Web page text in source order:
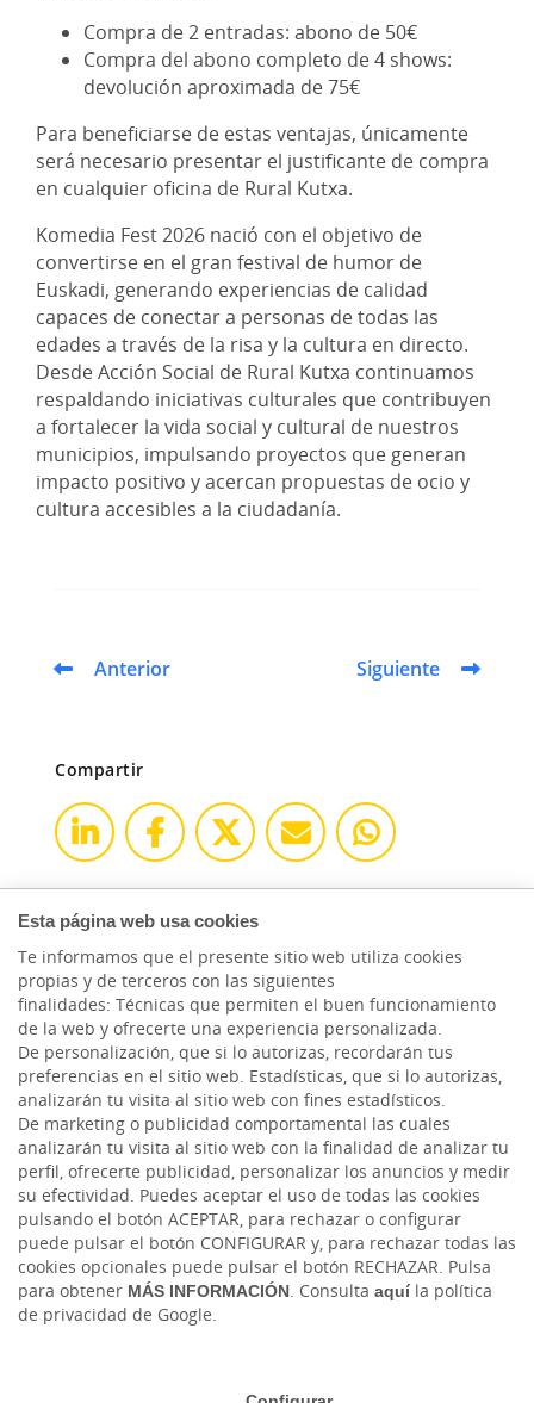
Esta página web usa cookies
Te informamos que el presente sitio web utiliza cookies
propias y de terceros con las siguientes
finalidades: Técnicas que permiten el buen funcionamiento
de la web y ofrecerte una experiencia personalizada.
De personalización, que si lo autorizas, recordarán tus
preferencias en el sitio web. Estadísticas, que si lo autorizas,
analizarán tu visita al sitio web con fines estadísticos.
De marketing o publicidad comportamental las cuales
analizarán tu visita al sitio web con la finalidad de analizar tu
perfil, ofrecerte publicidad, personalizar los anuncios y medir
su efectividad. Puedes aceptar el uso de todas las cookies
pulsando el botón ACEPTAR, para rechazar o configurar
puede pulsar el botón CONFIGURAR y, para rechazar todas las
cookies opcionales puede pulsar el botón RECHAZAR. Pulsa
para obtener MÁS INFORMACIÓN. Consulta aquí la política
de privacidad de Google.
Compra de 2 entradas: abono de 50€
Compra del abono completo de 4 shows:
devolución aproximada de 75€
Para beneficiarse de estas ventajas, únicamente
será necesario presentar el justificante de compra
en cualquier oficina de Rural Kutxa.
Komedia Fest 2026 nació con el objetivo de
convertirse en el gran festival de humor de
Euskadi, generando experiencias de calidad
capaces de conectar a personas de todas las
edades a través de la risa y la cultura en directo.
Desde Acción Social de Rural Kutxa continuamos
respaldando iniciativas culturales que contribuyen
a fortalecer la vida social y cultural de nuestros
municipios, impulsando proyectos que generan
impacto positivo y acercan propuestas de ocio y
cultura accesibles a la ciudadanía.
Anterior Siguiente
Compartir
HACER AQUÍ,
CRECER AQUÍ.